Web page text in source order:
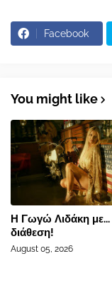
Facebook
You might like
Η Γωγώ Λιδάκη με...
διάθεση!
August 05, 2026